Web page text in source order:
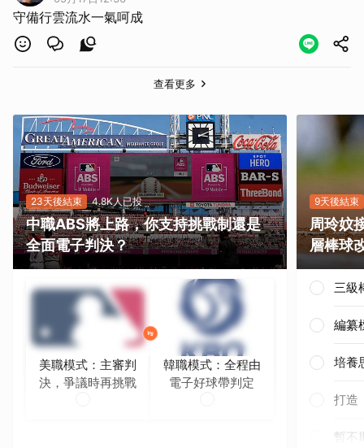
守備行雲流水一氣呵成
查看更多
23天後結束 4.8K人已投
中職ABS將上路，你支持挑戰制還是
全面電子判決？
美職模式：主審判
決，爭議時再挑戰
韓職模式：全程由
電子好球帶判定
9天後結束
周玲妏
層棒球
三級
編纂
培養
打造
暫不